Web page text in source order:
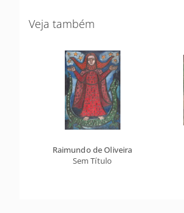
Veja também
Raimundo de Oliveira
Sem Título